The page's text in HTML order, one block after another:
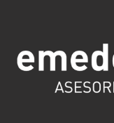
DE
LAS